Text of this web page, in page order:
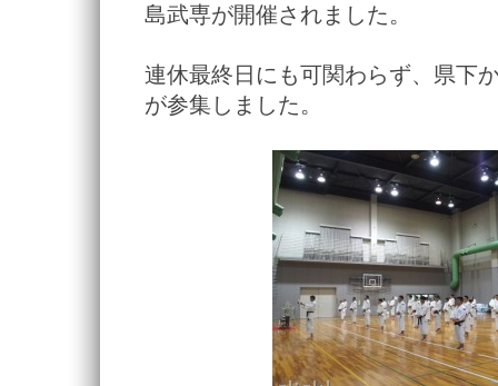
島武専が開催されました。
連休最終日にも可関わらず、県下
が参集しました。